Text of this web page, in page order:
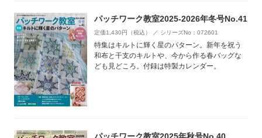
パッチワーク教室2025-2026年冬号No.41
定価1,430円（税込） ／ シリーズNo：072601
特集はキルトに輝く星のパターン。新年を祝う
和布と干支のキルトや、今から作る春バッグな
ども見どころ。付録は特製カレンダー。